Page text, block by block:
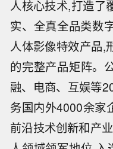
人核心技术,打造了
实、全真全品类数
人体影像特效产品,
的完整产品矩阵。
融、电商、互娱等
务国内外4000余家
前沿技术创新和产